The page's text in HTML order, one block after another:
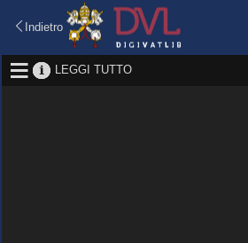
Indietro
LEGGI TUTTO